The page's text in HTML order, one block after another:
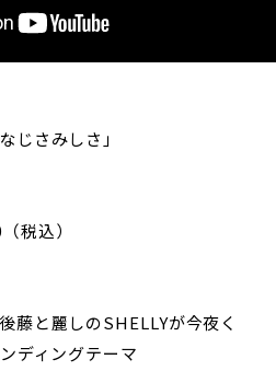
じさみしさ」
税込）
藤と麗しのSHELLYが今夜く
ディングテーマ